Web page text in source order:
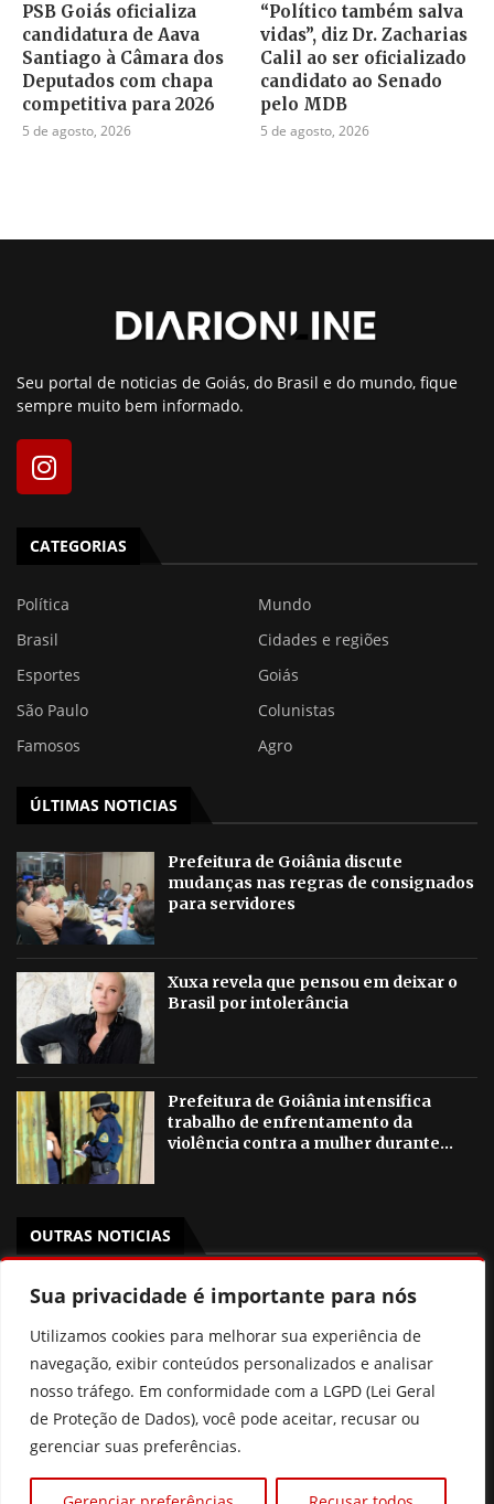
Sua privacidade é importante para nós
Utilizamos cookies para melhorar sua experiência de
navegação, exibir conteúdos personalizados e analisar
nosso tráfego. Em conformidade com a LGPD (Lei Geral
de Proteção de Dados), você pode aceitar, recusar ou
gerenciar suas preferências.
PSB Goiás oficializa
candidatura de Aava
Santiago à Câmara dos
Deputados com chapa
competitiva para 2026
5 de agosto, 2026
“Político também salva
vidas”, diz Dr. Zacharias
Calil ao ser oficializado
candidato ao Senado
pelo MDB
5 de agosto, 2026
Seu portal de noticias de Goiás, do Brasil e do mundo, fique
sempre muito bem informado.
CATEGORIAS
Política
Mundo
Brasil
Cidades e regiões
Esportes
Goiás
São Paulo
Colunistas
Famosos
Agro
ÚLTIMAS NOTICIAS
Prefeitura de Goiânia discute
mudanças nas regras de consignados
para servidores
Xuxa revela que pensou em deixar o
Brasil por intolerância
Prefeitura de Goiânia intensifica
trabalho de enfrentamento da
violência contra a mulher durante...
OUTRAS NOTICIAS
Gestão de Fátima Gavioli transforma educação de Goiás
e leva Estado ao 2º lugar nacional no Ideb
PSB Goiás oficializa candidatura de Aava Santiago à
Câmara dos Deputados com chapa competitiva para
2026
“Político também salva vidas”, diz Dr. Zacharias Calil ao
ser oficializado candidato ao Senado pelo MDB